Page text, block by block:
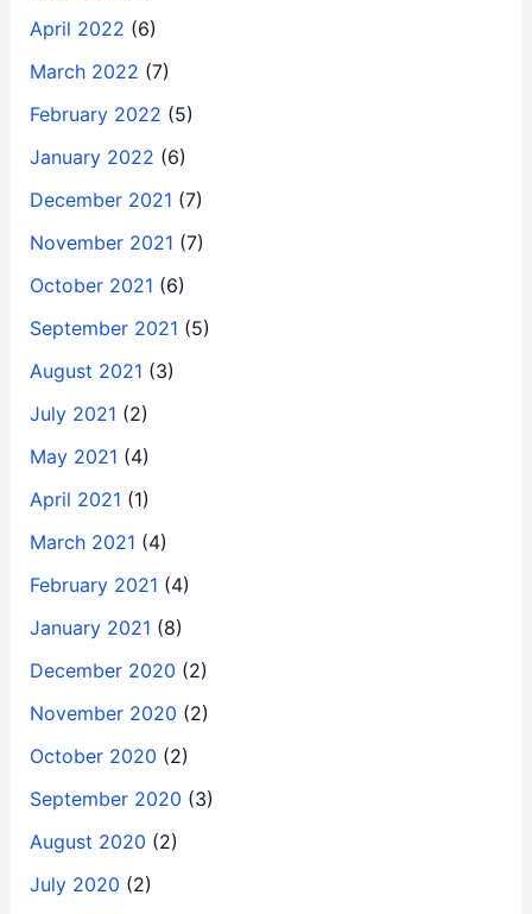
April 2022 (6)
March 2022 (7)
February 2022 (5)
January 2022 (6)
December 2021 (7)
November 2021 (7)
October 2021 (6)
September 2021 (5)
August 2021 (3)
July 2021 (2)
May 2021 (4)
April 2021 (1)
March 2021 (4)
February 2021 (4)
January 2021 (8)
December 2020 (2)
November 2020 (2)
October 2020 (2)
September 2020 (3)
August 2020 (2)
July 2020 (2)